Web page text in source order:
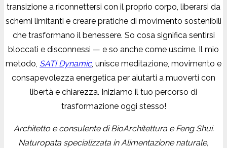
transizione a riconnettersi con il proprio corpo, liberarsi da
schemi limitanti e creare pratiche di movimento sostenibili
che trasformano il benessere. So cosa significa sentirsi
bloccati e disconnessi — e so anche come uscirne. Il mio
metodo, SATI Dynamic, unisce meditazione, movimento e
consapevolezza energetica per aiutarti a muoverti con
libertà e chiarezza. Iniziamo il tuo percorso di
trasformazione oggi stesso!
Architetto e consulente di BioArchitettura e Feng Shui.
Naturopata specializzata in Alimentazione naturale,